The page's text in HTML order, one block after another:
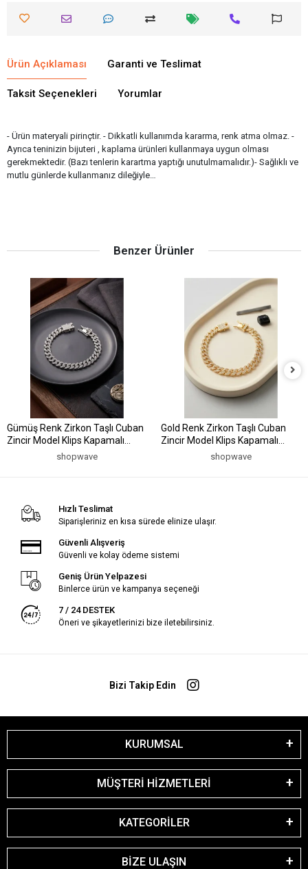
Ürün Açıklaması Garanti ve Teslimat
Taksit Seçenekleri Yorumlar
- Ürün materyali pirinçtir. - Dikkatli kullanımda kararma, renk atma olmaz. -
Ayrıca teninizin bijuteri , kaplama ürünleri kullanmaya uygun olması
gerekmektedir. (Bazı tenlerin karartma yaptığı unutulmamalıdır.)- Sağlıklı ve
mutlu günlerde kullanmanız dileğiyle…
Benzer Ürünler
Gümüş Renk Zirkon Taşlı Cuban
Zincir Model Klips Kapamalı
Erkek Bileklikshopwave
Gold Renk Zirkon Taşlı Cuban
Zincir Model Klips Kapamalı
Erkek Bileklikshopwave
Hızlı Teslimat
Siparişleriniz en kısa sürede elinize ulaşır.
Güvenli Alışveriş
Güvenli ve kolay ödeme sistemi
Geniş Ürün Yelpazesi
Binlerce ürün ve kampanya seçeneği
7 / 24 DESTEK
Öneri ve şikayetlerinizi bize iletebilirsiniz.
Bizi Takip Edin
KURUMSAL
MÜŞTERİ HİZMETLERİ
KATEGORİLER
BİZE ULAŞIN